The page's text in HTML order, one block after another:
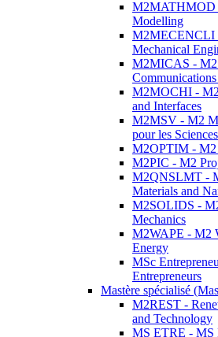
M2MATHMOD
Modelling
M2MECENCLI
Mechanical
M2MICAS - M2
M2MOCHI -
and Interfaces
M2MSV - M2
pour les
M2OPTIM - M2
M2PIC - M2
M2QNSLMT -
Materials and
M2SOLIDS -
Mechanics
M2WAPE - M2
Energy
MSc
Entrepreneurs
Mastère spécialisé
M2REST -
and Technology
MS ETRE - MS